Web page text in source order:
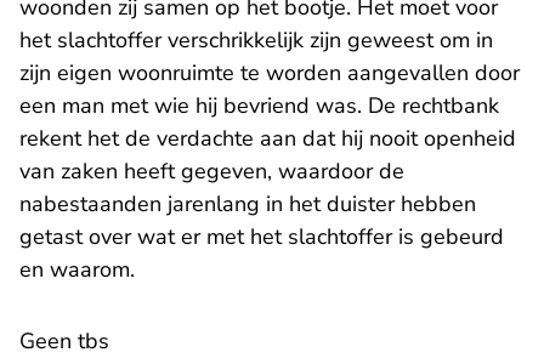
woonden zij samen op het bootje. Het moet voor
het slachtoffer verschrikkelijk zijn geweest om in
zijn eigen woonruimte te worden aangevallen door
een man met wie hij bevriend was. De rechtbank
rekent het de verdachte aan dat hij nooit openheid
van zaken heeft gegeven, waardoor de
nabestaanden jarenlang in het duister hebben
getast over wat er met het slachtoffer is gebeurd
en waarom.
Geen tbs